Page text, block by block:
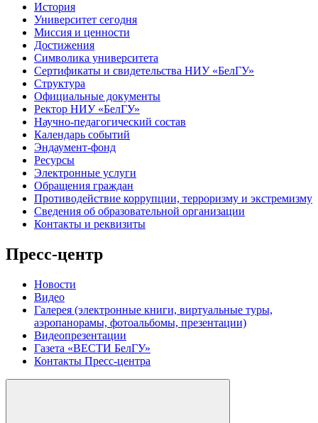
История
Университет сегодня
Миссия и ценности
Достижения
Символика университета
Сертификаты и свидетельства НИУ «БелГУ»
Структура
Официальные документы
Ректор НИУ «БелГУ»
Научно-педагогический состав
Календарь событий
Эндаумент-фонд
Ресурсы
Электронные услуги
Обращения граждан
Противодействие коррупции, терроризму и экстремизму
Сведения об образовательной организации
Контакты и реквизиты
Пресс-центр
Новости
Видео
Галерея (электронные книги, виртуальные туры,
аэропанорамы, фотоальбомы, презентации)
Видеопрезентации
Газета «ВЕСТИ БелГУ»
Контакты Пресс-центра